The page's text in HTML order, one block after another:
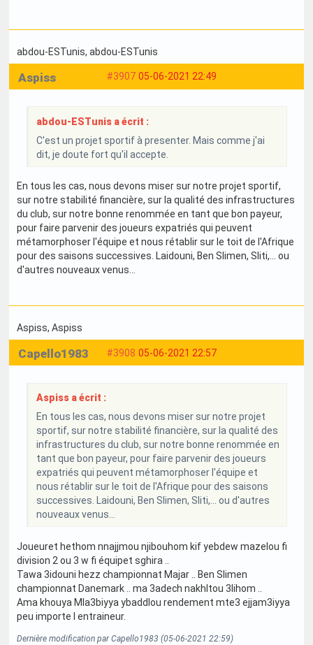
abdou-ESTunis, abdou-ESTunis
#3907 05-06-2021 22:49
Aspiss
abdou-ESTunis a écrit :
C'est un projet sportif à presenter. Mais comme j'ai
dit, je doute fort qu'il accepte.
En tous les cas, nous devons miser sur notre projet sportif,
sur notre stabilité financière, sur la qualité des infrastructures
du club, sur notre bonne renommée en tant que bon payeur,
pour faire parvenir des joueurs expatriés qui peuvent
métamorphoser l'équipe et nous rétablir sur le toit de l'Afrique
pour des saisons successives. Laidouni, Ben Slimen, Sliti,... ou
d'autres nouveaux venus...
Aspiss, Aspiss
#3908 05-06-2021 22:57
Capello1983
Aspiss a écrit :
En tous les cas, nous devons miser sur notre projet
sportif, sur notre stabilité financière, sur la qualité des
infrastructures du club, sur notre bonne renommée en
tant que bon payeur, pour faire parvenir des joueurs
expatriés qui peuvent métamorphoser l'équipe et
nous rétablir sur le toit de l'Afrique pour des saisons
successives. Laidouni, Ben Slimen, Sliti,... ou d'autres
nouveaux venus...
Joueuret hethom nnajjmou njibouhom kif yebdew mazelou fi
division 2 ou 3 w fi équipet sghira ..
Tawa 3idouni hezz championnat Majar .. Ben Slimen
championnat Danemark .. ma 3adech nakhltou 3lihom ..
Ama khouya Mla3biyya ybaddlou rendement mte3 ejjam3iyya
peu importe l entraineur.
Dernière modification par Capello1983 (05-06-2021 22:59)